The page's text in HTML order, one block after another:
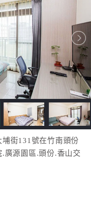
街131號在竹南頭份
廣源園區.頭份.香山交